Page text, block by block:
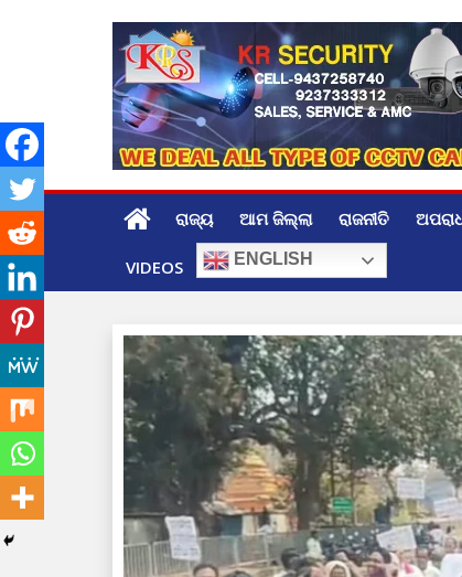
ରାଜ୍ୟ ଆମ ଜିଲ୍ଲା ରାଜନୀତି
VIDEOS ENGLISH